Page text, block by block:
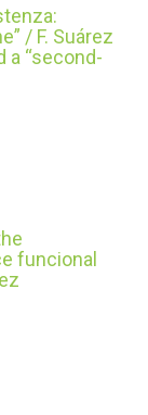
/ F. Suárez
a “second-
funcional